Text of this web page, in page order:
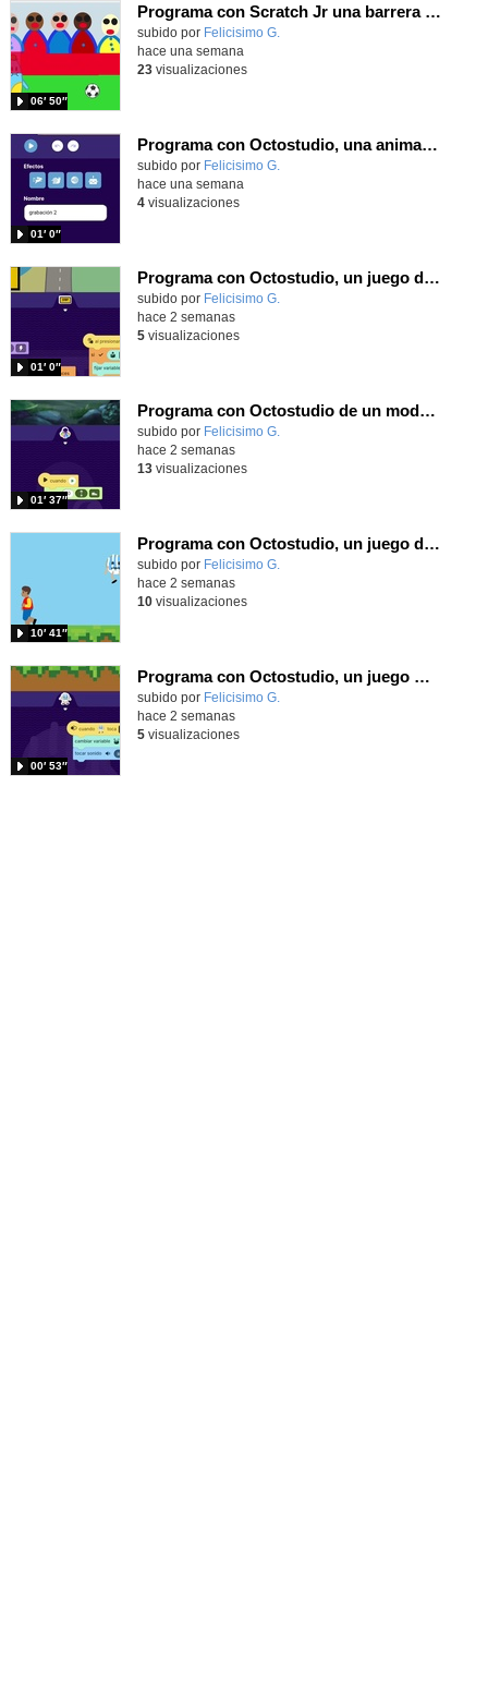
Programa con Scratch Jr una barrera que se desplaza para dar sensación de movimiento
Contenido educativo.
subido por Felicisimo G.
06′ 50″
hace una semana
23visualizaciones
Programa con Octostudio, una animación utilizando la cámara para una foto y audio y texto para comunicar.
Contenido educativo.
subido por Felicisimo G.
01′ 0″
hace una semana
4visualizaciones
Programa con Octostudio, un juego de Educación Víal cruzando un paso de cebra.
Contenido educativo.
subido por Felicisimo G.
01′ 0″
hace 2 semanas
5visualizaciones
Programa con Octostudio de un modo sencillo, offline y gratuito
Contenido educativo.
subido por Felicisimo G.
01′ 37″
hace 2 semanas
13visualizaciones
Programa con Octostudio, un juego de 4 personajes ganando la copa del mundo saltando y esquivando rivales.
Contenido educativo.
subido por Felicisimo G.
10′ 41″
hace 2 semanas
10visualizaciones
Programa con Octostudio, un juego moviendo la tablet para ganar con España, el mundial 2026
Contenido educativo.
subido por Felicisimo G.
00′ 53″
hace 2 semanas
5visualizaciones